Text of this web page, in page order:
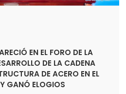
EN EL FORO DE LA
DE LA CADENA
DE ACERO EN EL
GANÓ ELOGIOS